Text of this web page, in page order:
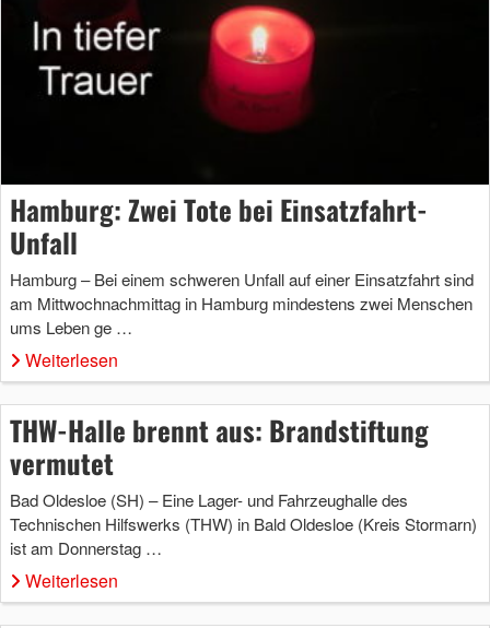
Hamburg: Zwei Tote bei Einsatzfahrt-
Unfall
Hamburg – Bei einem schweren Unfall auf einer Einsatzfahrt sind
am Mittwochnachmittag in Hamburg mindestens zwei Menschen
ums Leben ge …
Weiterlesen
THW-Halle brennt aus: Brandstiftung
vermutet
Bad Oldesloe (SH) – Eine Lager- und Fahrzeughalle des
Technischen Hilfswerks (THW) in Bald Oldesloe (Kreis Stormarn)
ist am Donnerstag …
Weiterlesen